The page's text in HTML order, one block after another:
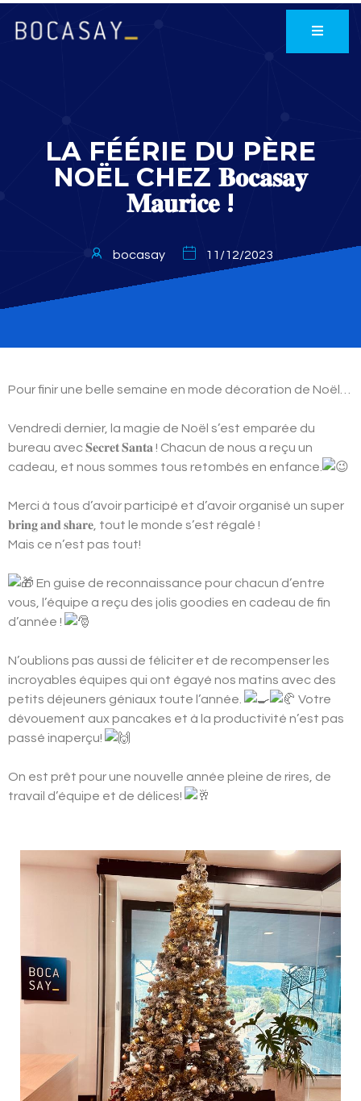
LA FÉÉRIE DU PÈRE
NOËL CHEZ 𝐁𝐨𝐜𝐚𝐬𝐚𝐲
𝐌𝐚𝐮𝐫𝐢𝐜𝐞 !
bocasay 11/12/2023
Pour finir une belle semaine en mode décoration de Noël…
Vendredi dernier, la magie de Noël s’est emparée du
bureau avec 𝐒𝐞𝐜𝐫𝐞𝐭 𝐒𝐚𝐧𝐭𝐚 ! Chacun de nous a reçu un
cadeau, et nous sommes tous retombés en enfance.
Merci à tous d’avoir participé et d’avoir organisé un super
𝐛𝐫𝐢𝐧𝐠 𝐚𝐧𝐝 𝐬𝐡𝐚𝐫𝐞, tout le monde s’est régalé !
Mais ce n’est pas tout!
En guise de reconnaissance pour chacun d’entre
vous, l’équipe a reçu des jolis goodies en cadeau de fin
d’année !
N’oublions pas aussi de féliciter et de recompenser les
incroyables équipes qui ont égayé nos matins avec des
petits déjeuners géniaux toute l’année.
Votre
dévouement aux pancakes et à la productivité n’est pas
passé inaperçu!
On est prêt pour une nouvelle année pleine de rires, de
travail d’équipe et de délices!